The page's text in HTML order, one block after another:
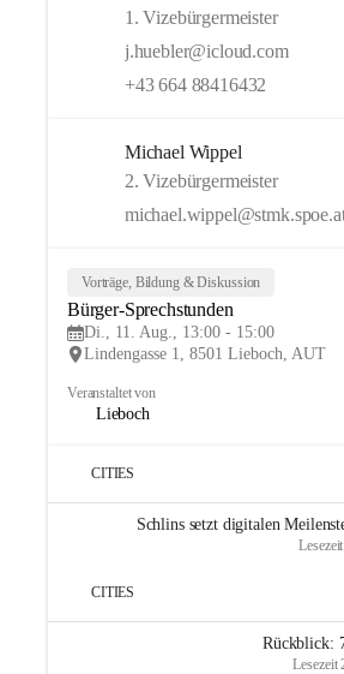
1. Vizebürgermeister
j.huebler@icloud.com
+43 664 88416432
Michael Wippel
2. Vizebürgermeister
Vorträge, Bildung & Diskussion
Bürger-Sprechstunden
Di., 11. Aug., 13:00 - 15:00
Lindengasse 1, 8501 Lieboch, AUT
Veranstaltet von
Lieboch
CITIES
Schlins setzt digitalen
CITIES
Rückblick:
Lesezeit